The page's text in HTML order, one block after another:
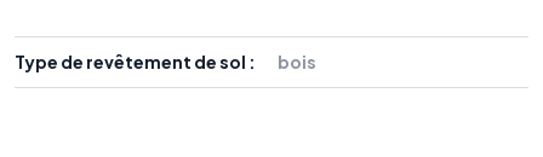
Type de revêtement de sol : bois